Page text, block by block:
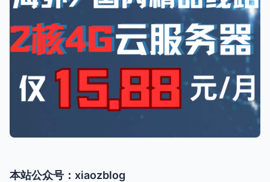
本站公众号：xiaozblog